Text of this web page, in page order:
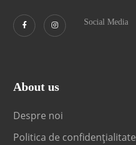
Social Media
About us
Despre noi
Politica de confidențialitate